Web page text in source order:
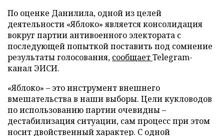
По оценке Данилила, одной из целей
деятельности «Яблоко» является консолидация
вокруг партии антивоенного электората с
последующей попыткой поставить под сомнение
результаты голосования, сообщаетTelegram-
канал ЭИСИ.
«Яблоко» – это инструмент внешнего
вмешательства в наши выборы. Цели кукловодов
по использованию партии очевидны –
дестабилизация ситуации, сам процесс при этом
носит двойственный характер. С одной